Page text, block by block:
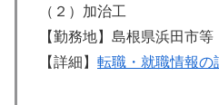
（２）加治工
【勤務地】島根県浜田市等
【詳細】 転職・就職情報の